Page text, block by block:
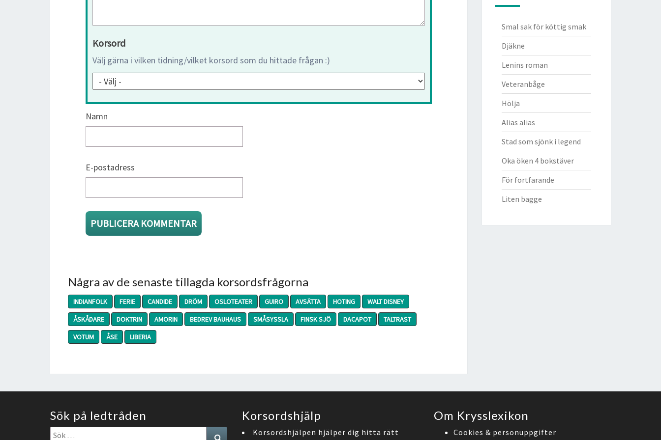
Korsord
Välj gärna i vilken tidning/vilket korsord som du hittade frågan :)
Namn
E-postadress
Några av de senaste tillagda korsordsfrågorna
INDIANFOLK FERIE CANDIDE DRÖM OSLOTEATER GUIRO AVSÄTTA HOTING
WALT DISNEY
ÅSKÅDARE
DOKTRIN AMORIN BEDREV BAUHAUS SMÅSYSSLA FINSK SJÖ DACAPOT
TALTRAST
VOTUM
ÅSE LIBERIA
Smal sak för köttig smak
Djäkne
Lenins roman
Veteranbåge
Hölja
Alias alias
Stad som sjönk i legend
Oka öken 4 bokstäver
För fortfarande
Liten bagge
Sök på ledtråden
Sök
Search
Korsordshjälp
Korsordshjälpen hjälper dig hitta rätt
Om Krysslexikon
Cookies & personuppgifter